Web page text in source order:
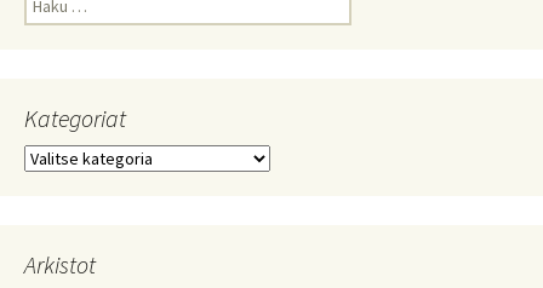
Kategoriat
Kategoriat
Arkistot